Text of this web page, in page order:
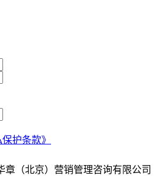
保护条款》
章（北京）营销管理咨询有限公司